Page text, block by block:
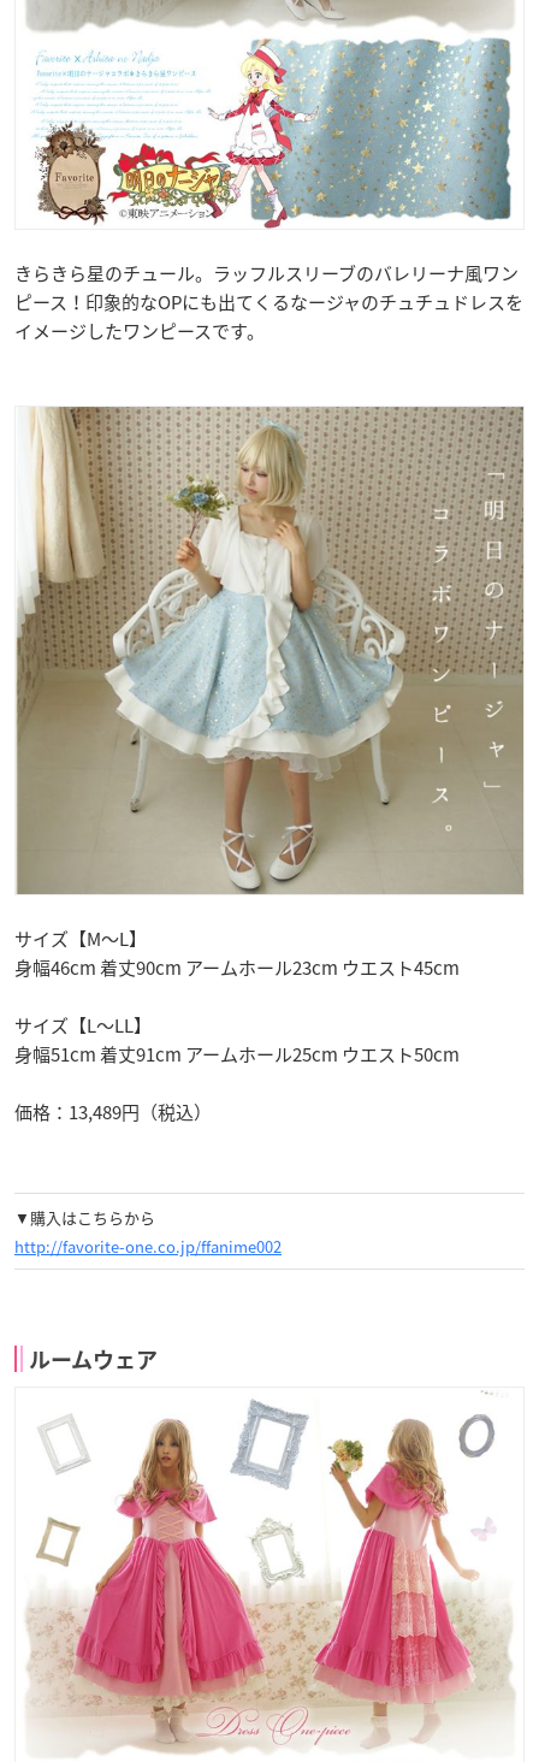
きらきら星のチュール。ラッフルスリーブのバレリーナ風ワン
ピース！印象的なOPにも出てくるなージャのチュチュドレスを
イメージしたワンピースです。
サイズ【M～L】
身幅46cm 着丈90cm アームホール23cm ウエスト45cm
サイズ【L～LL】
身幅51cm 着丈91cm アームホール25cm ウエスト50cm
価格：13,489円（税込）
▼購入はこちらから
http://favorite-one.co.jp/ffanime002
ルームウェア